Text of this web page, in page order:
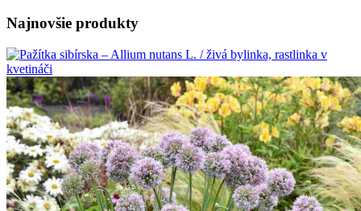
Najnovšie produkty